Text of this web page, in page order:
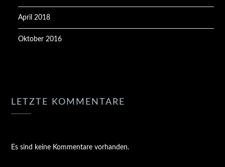
April 2018
Oktober 2016
LETZTE KOMMENTARE
Es sind keine Kommentare vorhanden.